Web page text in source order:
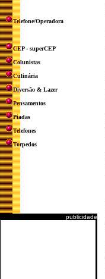
Telefone/Operadora
CEP - superCEP
Colunistas
Culinária
Diversão & Lazer
Pensamentos
Piadas
Telefones
Torpedos
publicidade